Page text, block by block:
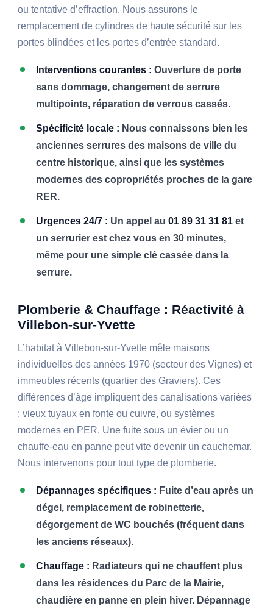
ou tentative d’effraction. Nous assurons le
remplacement de cylindres de haute sécurité sur les
portes blindées et les portes d’entrée standard.
Interventions courantes : Ouverture de porte
sans dommage, changement de serrure
multipoints, réparation de verrous cassés.
Spécificité locale : Nous connaissons bien les
anciennes serrures des maisons de ville du
centre historique, ainsi que les systèmes
modernes des copropriétés proches de la gare
RER.
Urgences 24/7 : Un appel au01 89 31 31 81 et
un serrurier est chez vous en 30 minutes,
même pour une simple clé cassée dans la
serrure.
Plomberie & Chauffage : Réactivité à
Villebon-sur-Yvette
L’habitat à Villebon-sur-Yvette mêle maisons
individuelles des années 1970 (secteur des Vignes) et
immeubles récents (quartier des Graviers). Ces
différences d’âge impliquent des canalisations variées
: vieux tuyaux en fonte ou cuivre, ou systèmes
modernes en PER. Une fuite sous un évier ou un
chauffe-eau en panne peut vite devenir un cauchemar.
Nous intervenons pour tout type de plomberie.
Dépannages spécifiques : Fuite d’eau après un
dégel, remplacement de robinetterie,
dégorgement de WC bouchés (fréquent dans
les anciens réseaux).
Chauffage : Radiateurs qui ne chauffent plus
dans les résidences du Parc de la Mairie,
chaudière en panne en plein hiver. Dépannage